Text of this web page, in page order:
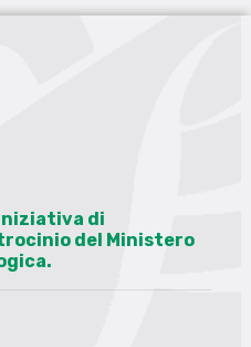
di
del Ministero